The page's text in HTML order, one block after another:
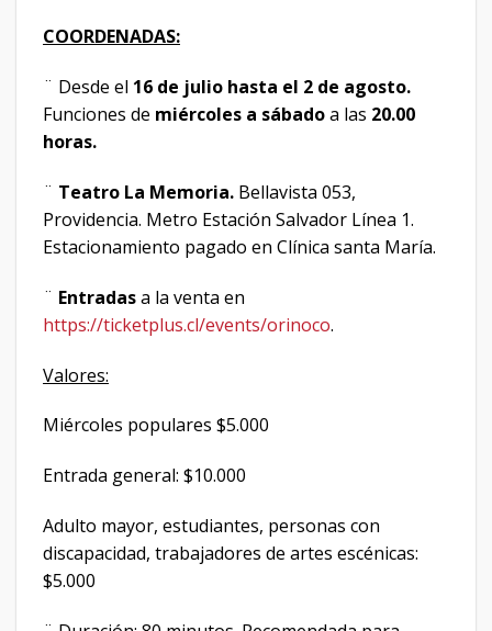
COORDENADAS:
¨ Desde el 16 de julio hasta el 2 de agosto.
Funciones de miércoles a sábadoa las 20.00
horas.
¨ Teatro La Memoria. Bellavista 053,
Providencia. Metro Estación Salvador Línea 1.
Estacionamiento pagado en Clínica santa María.
¨ Entradasa la venta en
https://ticketplus.cl/events/orinoco.
Valores:
Miércoles populares $5.000
Entrada general: $10.000
Adulto mayor, estudiantes, personas con
discapacidad, trabajadores de artes escénicas:
$5.000